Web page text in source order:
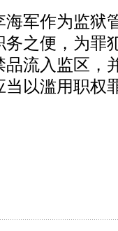
军作为监狱
之便，为罪
流入监区，
以滥用职权